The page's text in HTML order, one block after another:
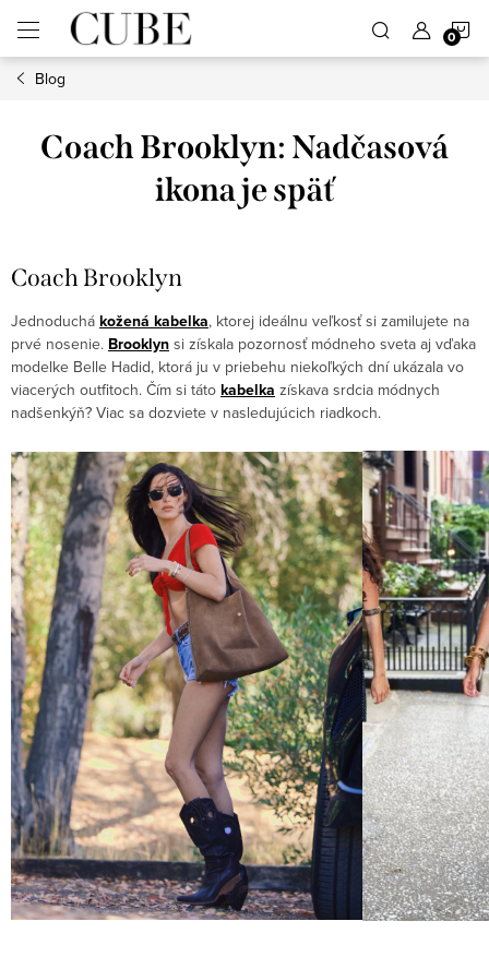
obsah
Blog
Coach Brooklyn: Nadčasová
ikona je späť
Coach Brooklyn
Jednoduchá kožená kabelka, ktorej ideálnu veľkosť si zamilujete na
prvé nosenie. Brooklyn si získala pozornosť módneho sveta aj vďaka
modelke Belle Hadid, ktorá ju v priebehu niekoľkých dní ukázala vo
viacerých outfitoch. Čím si táto kabelka získava srdcia módnych
nadšenkýň? Viac sa dozviete v nasledujúcich riadkoch.